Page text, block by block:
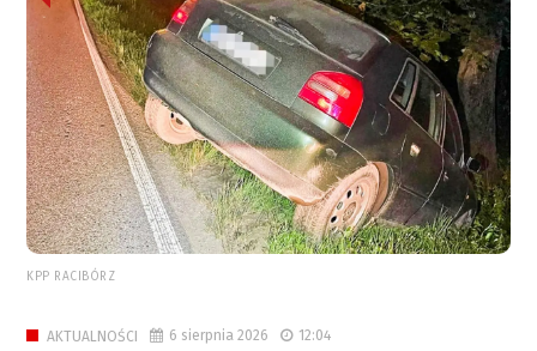
KPP RACIBÓRZ
AKTUALNOŚCI 6 sierpnia 2026 12:04